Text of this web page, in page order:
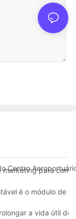
Centro
marketing para
paraé o módulo de
do serviço pós-
a vida útil de